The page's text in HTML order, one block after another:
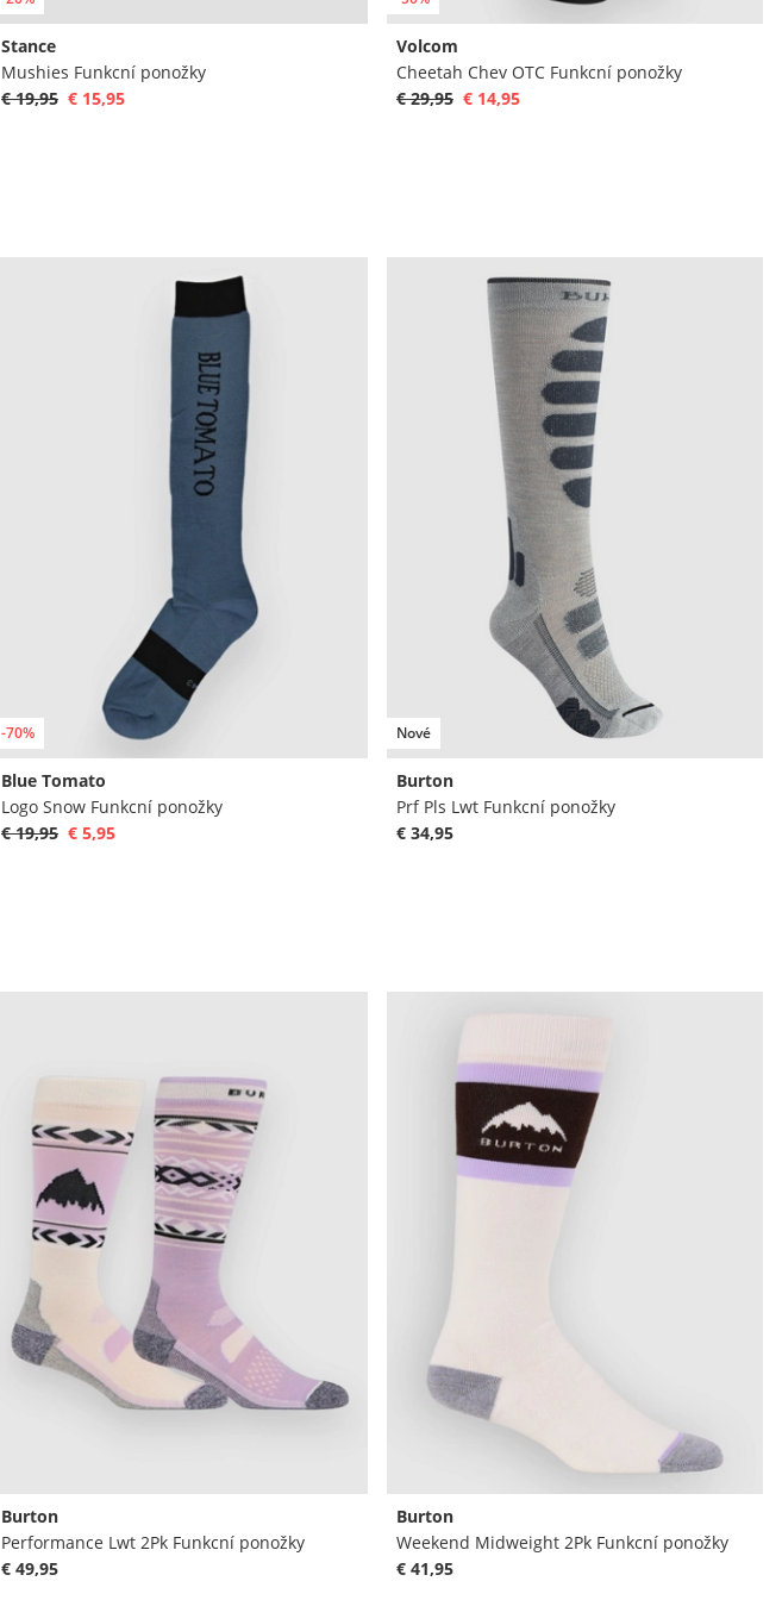
Stance
Mushies Funkcní ponožky
€ 19,95 € 15,95
Volcom
Cheetah Chev OTC Funkcní ponožky
€ 29,95 € 14,95
-70%
Blue Tomato
Logo Snow Funkcní ponožky
€ 19,95 € 5,95
Nové
Burton
Prf Pls Lwt Funkcní ponožky
€ 34,95
Burton
Performance Lwt 2Pk Funkcní ponožky
€ 49,95
Burton
Weekend Midweight 2Pk Funkcní ponožky
€ 41,95